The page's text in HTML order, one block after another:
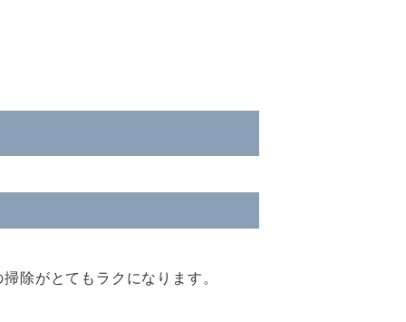
除がとてもラクになります。